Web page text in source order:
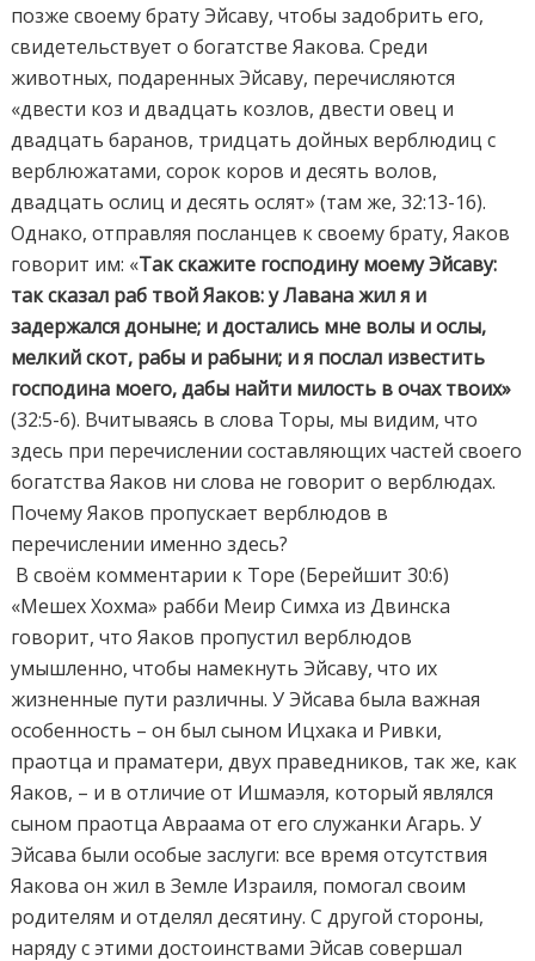
позже своему брату Эйсаву, чтобы задобрить его,
свидетельствует о богатстве Яакова. Среди
животных, подаренных Эйсаву, перечисляются
«двести коз и двадцать козлов, двести овец и
двадцать баранов, тридцать дойных верблюдиц с
верблюжатами, сорок коров и десять волов,
двадцать ослиц и десять ослят» (там же, 32:13-16).
Однако, отправляя посланцев к своему брату, Яаков
говорит им: «Так скажите господину моему Эйсаву:
так сказал раб твой Яаков: у Лавана жил я и
задержался доныне; и достались мне волы и ослы,
мелкий скот, рабы и рабыни; и я послал известить
господина моего, дабы найти милость в очах твоих»
(32:5-6). Вчитываясь в слова Торы, мы видим, что
здесь при перечислении составляющих частей своего
богатства Яаков ни слова не говорит о верблюдах.
Почему Яаков пропускает верблюдов в
перечислении именно здесь?
В своём комментарии к Торе (Берейшит 30:6)
«Мешех Хохма» рабби Меир Симха из Двинска
говорит, что Яаков пропустил верблюдов
умышленно, чтобы намекнуть Эйсаву, что их
жизненные пути различны. У Эйсава была важная
особенность – он был сыном Ицхака и Ривки,
праотца и праматери, двух праведников, так же, как
Яаков, – и в отличие от Ишмаэля, который являлся
сыном праотца Авраама от его служанки Агарь. У
Эйсава были особые заслуги: все время отсутствия
Яакова он жил в Земле Израиля, помогал своим
родителям и отделял десятину. С другой стороны,
наряду с этими достоинствами Эйсав совершал